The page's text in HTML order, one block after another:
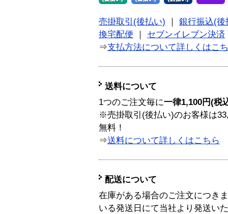
売掛取引(後払い)
銀行振込(後
換宅配便
セブンイレブン決済
⇒支払方法について詳しくはこ
送料について
1つのご注文毎に一律1,100円(税
※売掛取引(後払い)のお客様は
無料！
⇒送料について詳しくはこちら
配送について
在庫がある場合のご注文につき
いる発送日にて当社より発送い